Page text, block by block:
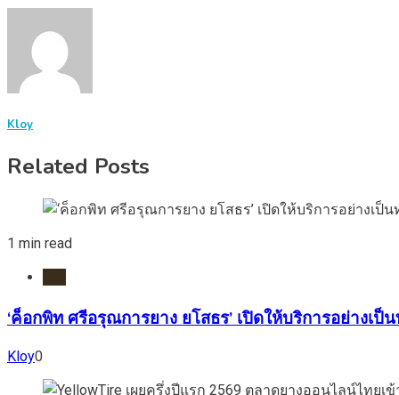
Kloy
Related Posts
1 min read
‘ค็อกพิท ศรีอรุณการยาง ยโสธร’ เปิดให้บริการอย่างเ
Kloy0